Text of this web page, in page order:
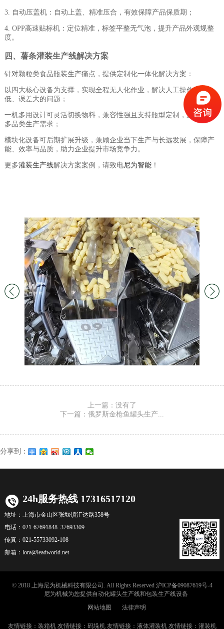
3. 自动压盖机：自动上盖、精准压合，有效保障产品保质期；
4. OPP高速贴标机：定位精准，标签平整无气泡，提升产品外观规整
度。
四、薯条灌装生产线解决方案
针对颗粒类食品瓶装生产痛点，提供定制化一体化解决方案：
以四大核心设备为支撑，实现全程无人化作业，解决人工操作效率
低、误差大的问题；
一机多用设计可灵活切换物料，兼容性强且支持瓶型定制，适配企业
多品类生产需求；
模块化设备可后期扩展升级，兼顾企业当下生产与长远发展，保障产
能、效率与品质，助力企业提升市场竞争力。
更多灌装生产线解决方案案例，请致电尼为智能！
上一篇：没有了
下一篇：俄罗斯金枪鱼罐头生产...
分享到：
24h服务热线 17316517120
地址：
上海市金山区张堰镇汇达路358号
电话： 021-67691848 37693309
传真： 021-55733092-108
邮箱： lora@leadworld.net
© 2018 上海尼为机械科技有限公司. All Rights Reserved 沪ICP备09087619号-4
尼为机械为您提供自动化罐头生产线和包装生产线设备
网站地图
法律声明
友情链接： 装箱机友情链接： 码垛机友情链接： 液体灌装机友情链接： 灌装机